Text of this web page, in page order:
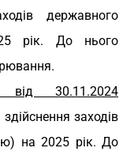
державного
рік. До нього
від 30.11.2024
заходів
на 2025 рік. До